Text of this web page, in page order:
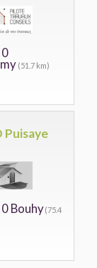
(51.7 km)
Puisaye
Bouhy(75.4